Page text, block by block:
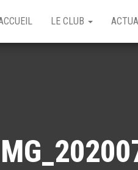
LE CLUB